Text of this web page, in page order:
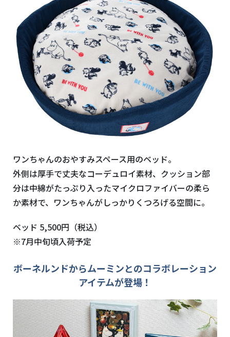
ワンちゃんのおやすみスペース用のベッド。
外側は厚手で丈夫なコーデュロイ素材、クッション部
分は中綿がたっぷり入ったマイクロファイバーの柔ら
か素材で、ワンちゃんがしっかりくつろげる空間に。
ベッド 5,500円（税込）
※7月中旬頃入荷予定
ボーネルンドからムーミンとのコラボレーション
アイテムが登場！